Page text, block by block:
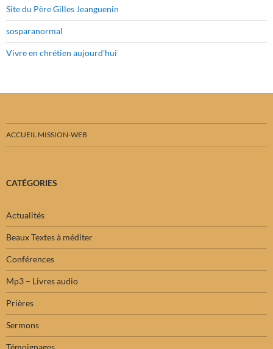
Site du Père Gilles Jeanguenin
sosparanormal
Vivre en chrétien aujourd'hui
ACCUEIL MISSION-WEB
CATÉGORIES
Actualités
Beaux Textes à méditer
Conférences
Mp3 – Livres audio
Prières
Sermons